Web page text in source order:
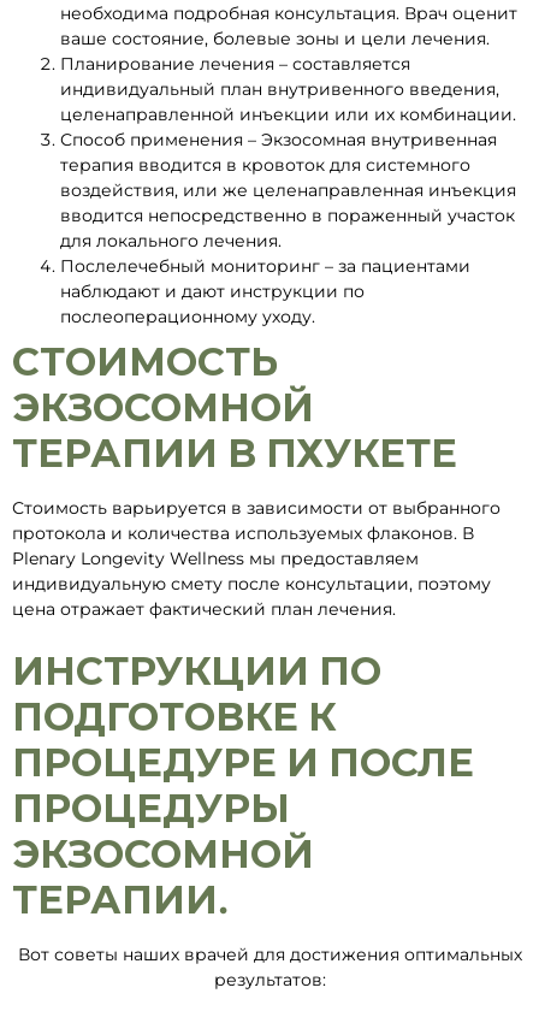
необходима подробная консультация. Врач оценит
ваше состояние, болевые зоны и цели лечения.
Планирование лечения – составляется
индивидуальный план внутривенного введения,
целенаправленной инъекции или их комбинации.
Способ применения – Экзосомная внутривенная
терапия вводится в кровоток для системного
воздействия, или же целенаправленная инъекция
вводится непосредственно в пораженный участок
для локального лечения.
Послелечебный мониторинг – за пациентами
наблюдают и дают инструкции по
послеоперационному уходу.
СТОИМОСТЬ
ЭКЗОСОМНОЙ
ТЕРАПИИ В ПХУКЕТЕ
Стоимость варьируется в зависимости от выбранного
протокола и количества используемых флаконов. В
Plenary Longevity Wellness мы предоставляем
индивидуальную смету после консультации, поэтому
цена отражает фактический план лечения.
ИНСТРУКЦИИ ПО
ПОДГОТОВКЕ К
ПРОЦЕДУРЕ И ПОСЛЕ
ПРОЦЕДУРЫ
ЭКЗОСОМНОЙ
ТЕРАПИИ.
Вот советы наших врачей для достижения оптимальных
результатов: